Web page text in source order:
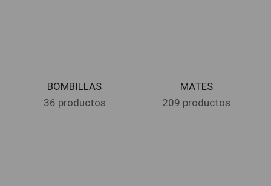
BOMBILLAS
36 productos
MATES
209 productos